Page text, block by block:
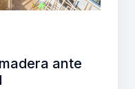
ante